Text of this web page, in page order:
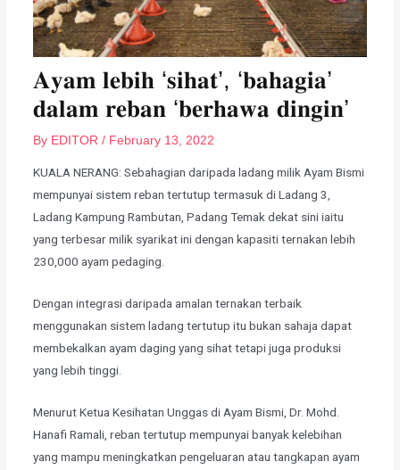
𝐀𝐲𝐚𝐦 𝐥𝐞𝐛𝐢𝐡 ‘𝐬𝐢𝐡𝐚𝐭’, ‘𝐛𝐚𝐡𝐚𝐠𝐢𝐚’
𝐝𝐚𝐥𝐚𝐦 𝐫𝐞𝐛𝐚𝐧 ‘𝐛𝐞𝐫𝐡𝐚𝐰𝐚 𝐝𝐢𝐧𝐠𝐢𝐧’
By EDITOR / February 13, 2022
KUALA NERANG: Sebahagian daripada ladang milik Ayam Bismi
mempunyai sistem reban tertutup termasuk di Ladang 3,
Ladang Kampung Rambutan, Padang Temak dekat sini iaitu
yang terbesar milik syarikat ini dengan kapasiti ternakan lebih
230,000 ayam pedaging.
Dengan integrasi daripada amalan ternakan terbaik
menggunakan sistem ladang tertutup itu bukan sahaja dapat
membekalkan ayam daging yang sihat tetapi juga produksi
yang lebih tinggi.
Menurut Ketua Kesihatan Unggas di Ayam Bismi, Dr. Mohd.
Hanafi Ramali, reban tertutup mempunyai banyak kelebihan
yang mampu meningkatkan pengeluaran atau tangkapan ayam